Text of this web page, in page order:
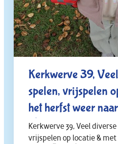
Kerkwerve 39,
spelen, vrijspelen
het herfst weer
🤾🏻✔️
Kerkwerve 39, Veel
vrijspelen op locatie &